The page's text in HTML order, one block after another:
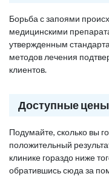
Борьба с запоями
медицинскими
утвержденным
методов лечения
клиентов.
Доступные цены
Подумайте, сколько вы
положительный
клинике гораздо ниже
обратившись сюда за